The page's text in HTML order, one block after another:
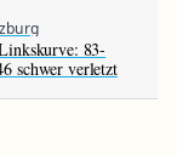
83-
schwer verletzt